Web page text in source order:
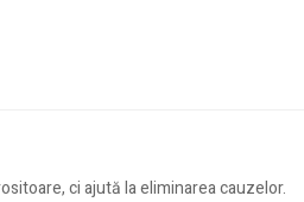
ci ajută la eliminarea cauzelor.